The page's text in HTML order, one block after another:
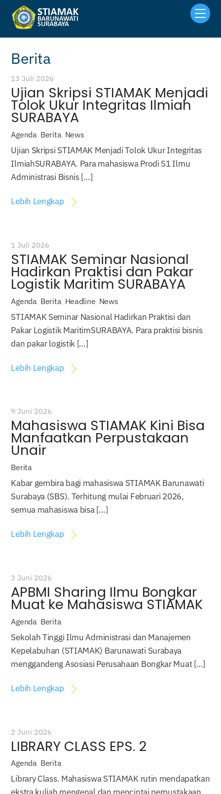
content
Berita
13 Juli 2026
Ujian Skripsi STIAMAK Menjadi
Tolok Ukur Integritas Ilmiah
SURABAYA
Agenda, Berita, News
Ujian Skripsi STIAMAK Menjadi Tolok Ukur Integritas
IlmiahSURABAYA. Para mahasiswa Prodi S1 Ilmu
Administrasi Bisnis […]
Lebih Lengkap
1 Juli 2026
STIAMAK Seminar Nasional
Hadirkan Praktisi dan Pakar
Logistik Maritim SURABAYA
Agenda Berita Headline News
STIAMAK Seminar Nasional Hadirkan Praktisi dan
Pakar Logistik MaritimSURABAYA. Para praktisi bisnis
dan pakar logistik […]
Lebih Lengkap
9 Juni 2026
Mahasiswa STIAMAK Kini Bisa
Manfaatkan Perpustakaan
Unair
Berita
Kabar gembira bagi mahasiswa STIAMAK Barunawati
Surabaya (SBS). Terhitung mulai Februari 2026,
semua mahasiswa bisa […]
Lebih Lengkap
3 Juni 2026
APBMI Sharing Ilmu Bongkar
Muat ke Mahasiswa STIAMAK
Agenda Berita
Sekolah Tinggi Ilmu Administrasi dan Manajemen
Kepelabuhan (STIAMAK) Barunawati Surabaya
menggandeng Asosiasi Perusahaan Bongkar Muat […]
Lebih Lengkap
2 Juni 2026
LIBRARY CLASS EPS. 2
Agenda, Berita
Library Class. Mahasiswa STIAMAK rutin mendapatkan